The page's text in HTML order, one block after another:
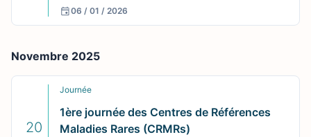
06 / 01 / 2026
Novembre 2025
20
Journée
1ère journée des Centres de Références
Maladies Rares (CRMRs)